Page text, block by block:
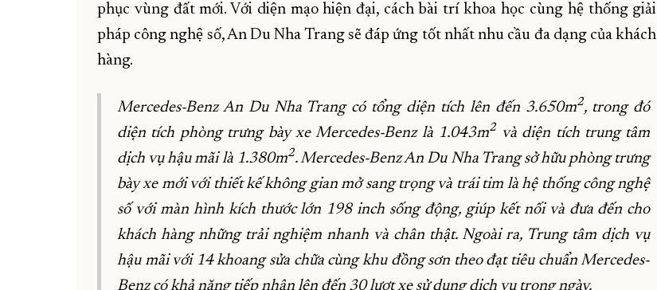
phục vùng đất mới. Với diện mạo hiện đại, cách bài trí khoa học cùng hệ thống giải
pháp công nghệ số, An Du Nha Trang sẽ đáp ứng tốt nhất nhu cầu đa dạng của khách
hàng.
Mercedes-Benz An Du Nha Trang có tổng diện tích lên đến 3.650m2, trong đó
diện tích phòng trưng bày xe Mercedes-Benz là 1.043m2 và diện tích trung tâm
dịch vụ hậu mãi là 1.380m2. Mercedes-Benz An Du Nha Trang sở hữu phòng trưng
bày xe mới với thiết kế không gian mở sang trọng và trái tim là hệ thống công nghệ
số với màn hình kích thước lớn 198 inch sống động, giúp kết nối và đưa đến cho
khách hàng những trải nghiệm nhanh và chân thật. Ngoài ra, Trung tâm dịch vụ
hậu mãi với 14 khoang sửa chữa cùng khu đồng sơn theo đạt tiêu chuẩn Mercedes-
Benz có khả năng tiếp nhận lên đến 30 lượt xe sử dụng dịch vụ trong ngày.